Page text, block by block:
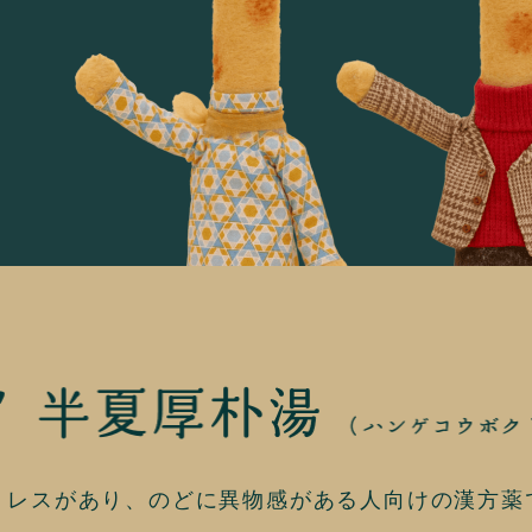
スがあり、 のどに異物感がある人向けの漢方薬